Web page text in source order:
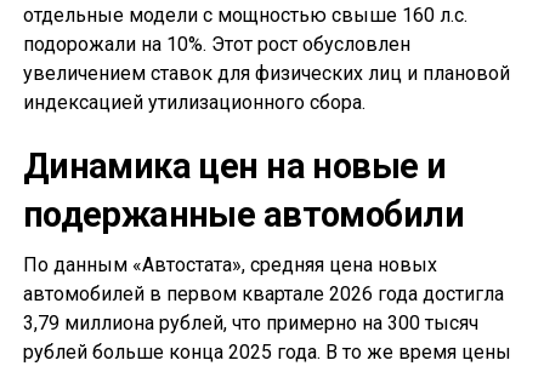
отдельные модели с мощностью свыше 160 л.с.
подорожали на 10%. Этот рост обусловлен
увеличением ставок для физических лиц и плановой
индексацией утилизационного сбора.
Динамика цен на новые и
подержанные автомобили
По данным «Автостата», средняя цена новых
автомобилей в первом квартале 2026 года достигла
3,79 миллиона рублей, что примерно на 300 тысяч
рублей больше конца 2025 года. В то же время цены